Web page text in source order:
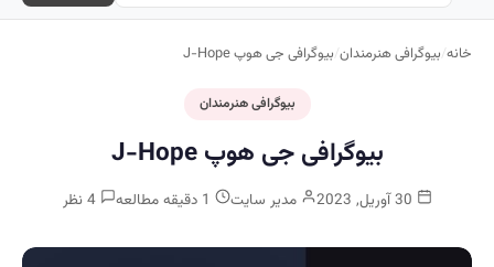
خانه/بیوگرافی هنرمندان/بیوگرافی جی هوپ J-Hope
بیوگرافی هنرمندان
بیوگرافی جی هوپ J-Hope
مدیر سایت 4 نظر